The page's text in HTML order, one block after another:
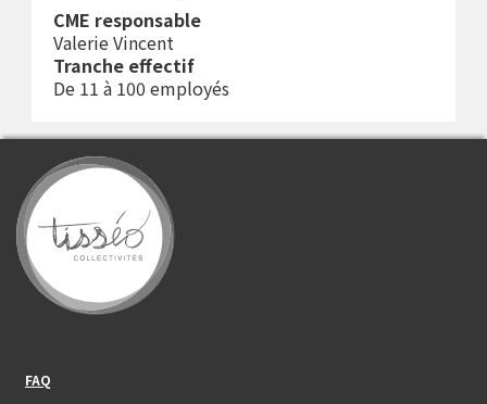
CME responsable
Valerie Vincent
Tranche effectif
De 11 à 100 employés
FAQ